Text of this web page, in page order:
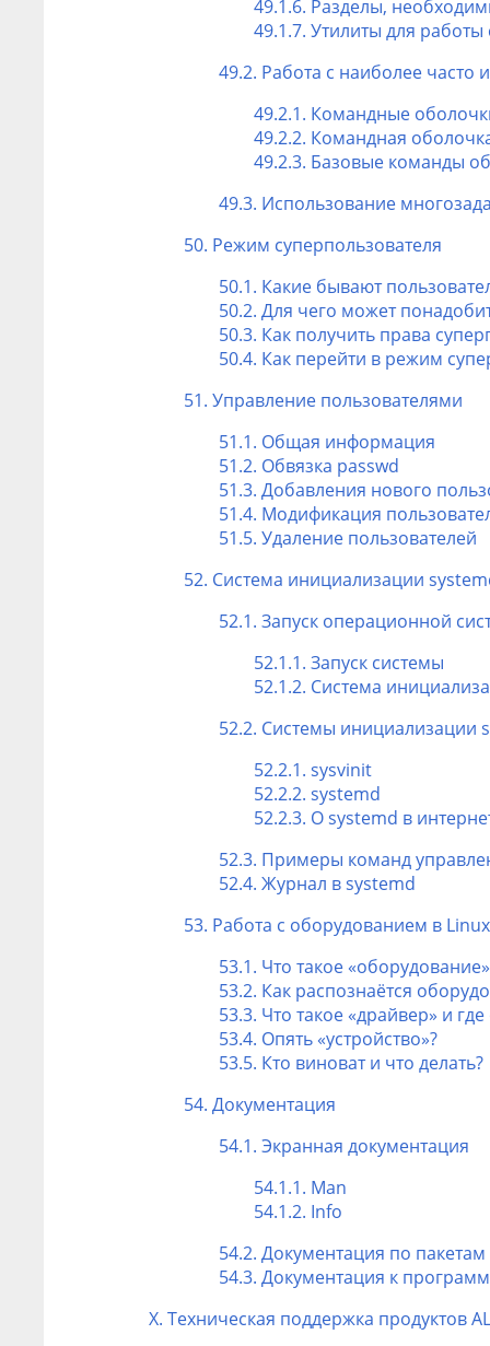
49.1.6. Разделы,
49.1.7. Утилиты для
49.2. Работа с наиболее
49.2.1. Командные
49.2.2. Командная
49.2.3. Базовые команды
49.3. Использование
50. Режим суперпользователя
50.1. Какие бывают
50.2. Для чего может
50.3. Как получить права
50.4. Как перейти в режим
51. Управление пользователями
51.1. Общая информация
51.2. Обвязка passwd
51.3. Добавления нового
51.4. Модификация
51.5. Удаление пользователей
52. Система инициализации
52.1. Запуск операционной
52.1.1. Запуск системы
52.1.2. Система
52.2. Системы инициализации
52.2.1. sysvinit
52.2.2. systemd
52.2.3. Оsystemd в
52.3. Примеры команд
52.4. Журнал вsystemd
53. Работа с оборудованием в
53.1. Что такое
53.2. Как распознаётся
53.3. Что такое «драйвер» и
53.4. Опять «устройство»?
53.5. Кто виноват и что делать?
54. Документация
54.1. Экранная документация
54.1.1. Man
54.1.2. Info
54.2. Документация по пакетам
54.3. Документация к
X. Техническая поддержка продуктов